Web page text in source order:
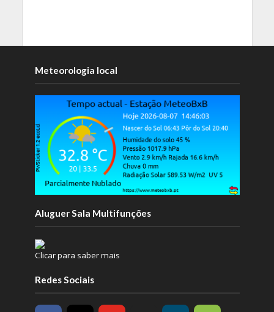
Meteorologia local
Aluguer Sala Multifunções
Clicar para saber mais
Redes Sociais